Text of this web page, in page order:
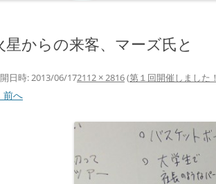
星からの来客、マーズ氏と
日時:2013/06/172112 × 2816(第１回開催しました！
へ